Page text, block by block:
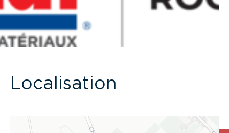
Localisation